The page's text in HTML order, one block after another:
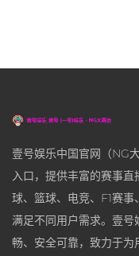
壹号娱乐中国官网（NG
入口，提供丰富的赛事
球、篮球、电竞、F1赛事
满足不同用户需求。壹
畅、安全可靠，致力于